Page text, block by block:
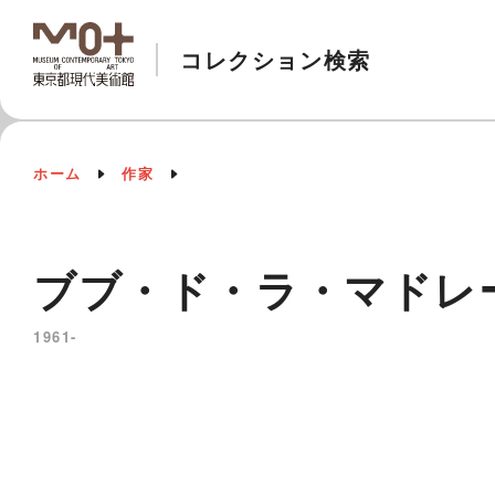
コレクション検索
ホーム 作家
ブブ・ド・ラ・マド
1961-